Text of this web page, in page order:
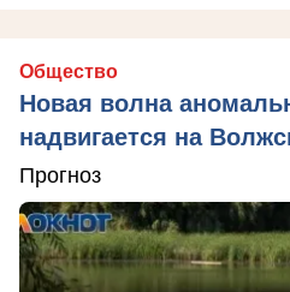
Общество
Новая волна
надвигается на
Прогноз